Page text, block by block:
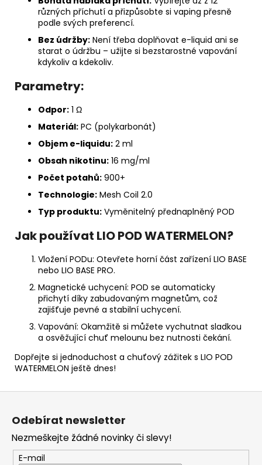
různých příchutí a přizpůsobte si vaping přesně
podle svých preferencí.
Bez údržby: Není třeba doplňovat e-liquid ani se
starat o údržbu – užijte si bezstarostné vapování
kdykoliv a kdekoliv.
Parametry:
Odpor: 1 Ω
Materiál: PC (polykarbonát)
Objem e-liquidu: 2 ml
Obsah nikotinu: 16 mg/ml
Počet potahů: 900+
Technologie: Mesh Coil 2.0
Typ produktu: Vyměnitelný přednaplněný POD
Jak používat LIO POD WATERMELON?
Vložení PODu: Otevřete horní část zařízení LIO BASE
nebo LIO BASE PRO.
Magnetické uchycení: POD se automaticky
přichytí díky zabudovaným magnetům, což
zajišťuje pevné a stabilní uchycení.
Vapování: Okamžitě si můžete vychutnat sladkou
a osvěžující chuť melounu bez nutnosti čekání.
Dopřejte si jednoduchost a chuťový zážitek s LIO POD
WATERMELON ještě dnes!
Z
Odebírat newsletter
Nezmeškejte žádné novinky či slevy!
E-mail